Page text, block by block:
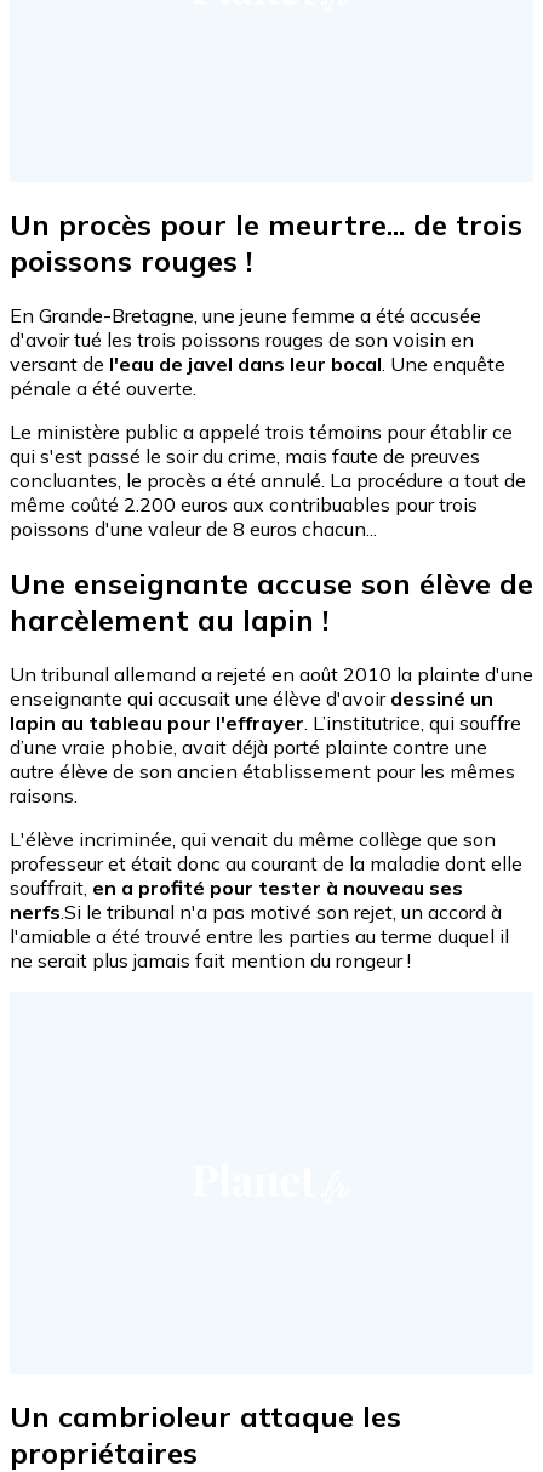
Un procès pour le meurtre... de trois
poissons rouges !
En Grande-Bretagne, une jeune femme a été accusée
d'avoir tué les trois poissons rouges de son voisin en
versant de l'eau de javel dans leur bocal . Une enquête
pénale a été ouverte.
Le ministère public a appelé trois témoins pour établir ce
qui s'est passé le soir du crime, mais faute de preuves
concluantes, le procès a été annulé. La procédure a tout de
même coûté 2.200 euros aux contribuables pour trois
poissons d'une valeur de 8 euros chacun...
Une enseignante accuse son élève de
harcèlement au lapin !
Un tribunal allemand a rejeté en août 2010 la plainte d'une
enseignante qui accusait une élève d'avoir dessiné un
lapin au tableau pour l'effrayer . L’institutrice, qui souffre
d’une vraie phobie, avait déjà porté plainte contre une
autre élève de son ancien établissement pour les mêmes
raisons.
L'élève incriminée, qui venait du même collège que son
professeur et était donc au courant de la maladie dont elle
souffrait, en a profité pour tester à nouveau ses
nerfs .Si le tribunal n'a pas motivé son rejet, un accord à
l'amiable a été trouvé entre les parties au terme duquel il
ne serait plus jamais fait mention du rongeur !
Un cambrioleur attaque les
propriétaires